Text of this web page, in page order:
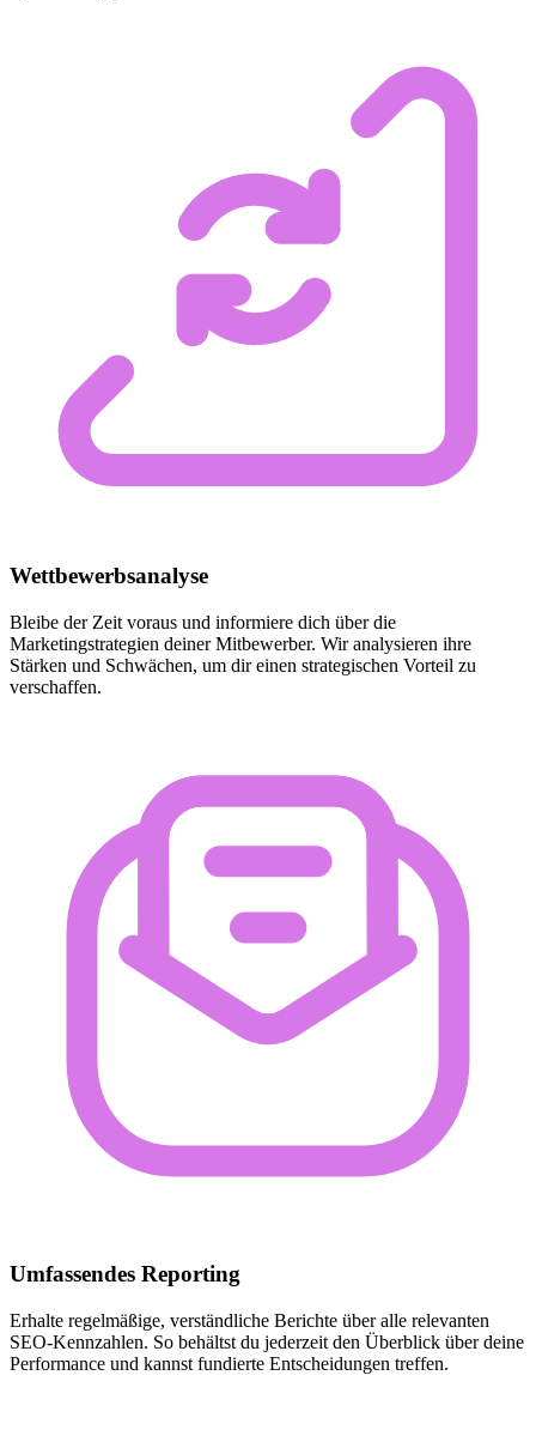
Wettbewerbsanalyse
Bleibe der Zeit voraus und informiere dich über die
Marketingstrategien deiner Mitbewerber. Wir analysieren ihre
Stärken und Schwächen, um dir einen strategischen Vorteil zu
verschaffen.
Umfassendes Reporting
Erhalte regelmäßige, verständliche Berichte über alle relevanten
SEO-Kennzahlen. So behältst du jederzeit den Überblick über deine
Performance und kannst fundierte Entscheidungen treffen.